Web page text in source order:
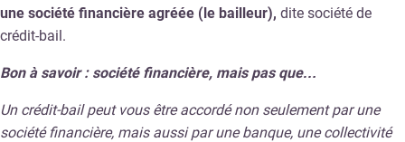
une société financière agréée (le bailleur), dite société de
crédit-bail.
Bon à savoir : société financière, mais pas que…
Un crédit-bail peut vous être accordé non seulement par une
société financière, mais aussi par une banque, une collectivité